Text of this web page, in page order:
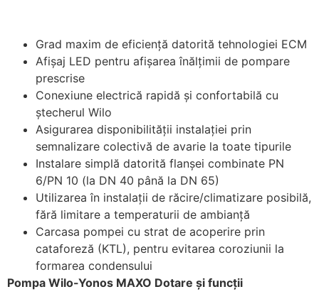
Grad maxim de eficienţă datorită tehnologiei ECM
Afişaj LED pentru afişarea înălţimii de pompare
prescrise
Conexiune electrică rapidă şi confortabilă cu
ştecherul Wilo
Asigurarea disponibilităţii instalaţiei prin
semnalizare colectivă de avarie la toate tipurile
Instalare simplă datorită flanşei combinate PN
6/PN 10 (la DN 40 până la DN 65)
Utilizarea în instalaţii de răcire/climatizare posibilă,
fără limitare a temperaturii de ambianţă
Carcasa pompei cu strat de acoperire prin
cataforeză (KTL), pentru evitarea coroziunii la
formarea condensului
Pompa Wilo-Yonos MAXO Dotare şi funcţii